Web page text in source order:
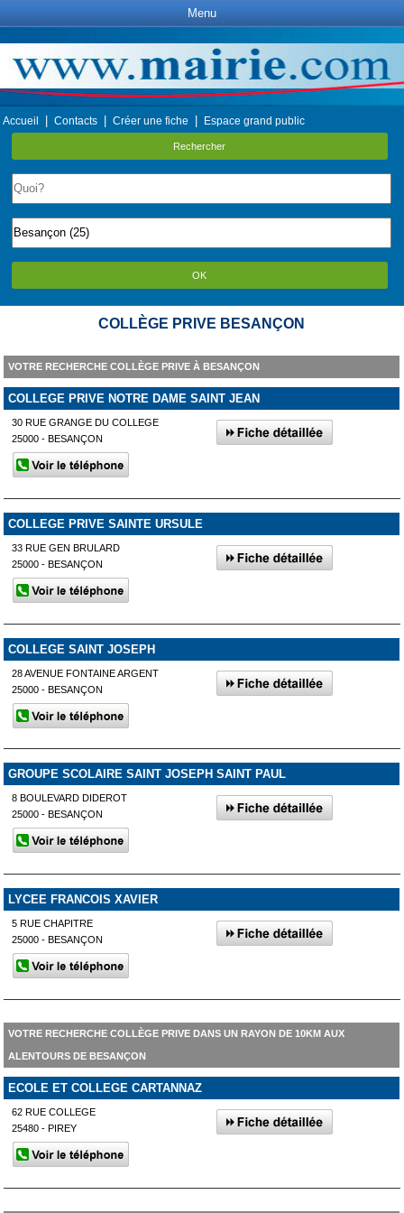
Menu
Accueil Contacts Créer une fiche Espace grand public
Rechercher
OK
COLLÈGE PRIVE BESANÇON
VOTRE RECHERCHE COLLÈGE PRIVE À BESANÇON
COLLEGE PRIVE NOTRE DAME SAINT JEAN
30 RUE GRANGE DU COLLEGE
25000 - BESANÇON
COLLEGE PRIVE SAINTE URSULE
33 RUE GEN BRULARD
25000 - BESANÇON
COLLEGE SAINT JOSEPH
28 AVENUE FONTAINE ARGENT
25000 - BESANÇON
GROUPE SCOLAIRE SAINT JOSEPH SAINT PAUL
8 BOULEVARD DIDEROT
25000 - BESANÇON
LYCEE FRANCOIS XAVIER
5 RUE CHAPITRE
25000 - BESANÇON
VOTRE RECHERCHE COLLÈGE PRIVE DANS UN RAYON DE 10KM AUX
ALENTOURS DE BESANÇON
ECOLE ET COLLEGE CARTANNAZ
62 RUE COLLEGE
25480 - PIREY